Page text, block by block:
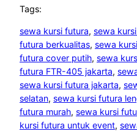
Tags:
sewa kursi futura, sewa
futura berkualitas, sewa
futura cover putih, sewa
futura FTR-405 jakarta,
sewa kursi futura jakarta,
selatan, sewa kursi futura
futura murah, sewa kursi
kursi futura untuk event,